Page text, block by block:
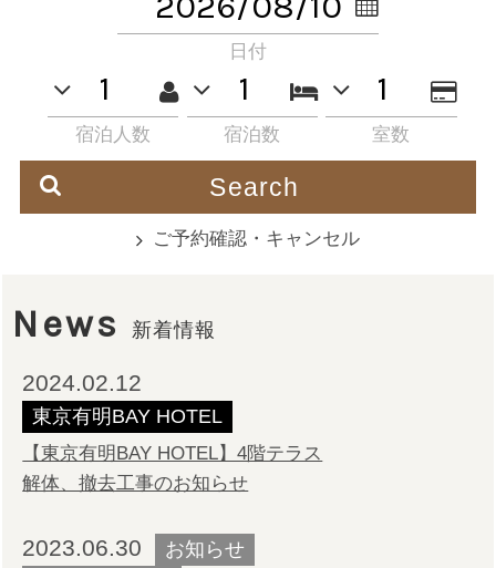
日付
宿泊人数 宿泊数 室数
Search
ご予約確認・キャンセル
News 新着情報
2024.02.12
東京有明BAY HOTEL
【東京有明BAY HOTEL】4階テラス
解体、撤去工事のお知らせ
2023.06.30
お知らせ